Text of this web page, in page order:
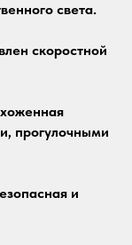
света.
скоростной
прогулочными
и